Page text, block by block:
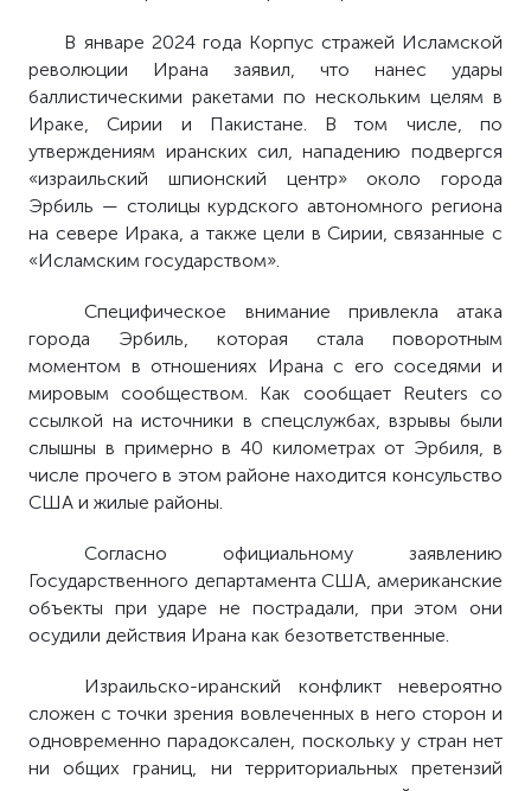
В январе 2024 года Корпус стражей Исламской
революции Ирана заявил, что нанес удары
баллистическими ракетами по нескольким целям в
Ираке, Сирии и Пакистане. В том числе, по
утверждениям иранских сил, нападению подвергся
«израильский шпионский центр» около города
Эрбиль — столицы курдского автономного региона
на севере Ирака, а также цели в Сирии, связанные с
«Исламским государством».
Специфическое внимание привлекла атака
города Эрбиль, которая стала поворотным
моментом в отношениях Ирана с его соседями и
мировым сообществом. Как сообщает Reuters со
ссылкой на источники в спецслужбах, взрывы были
слышны в примерно в 40 километрах от Эрбиля, в
числе прочего в этом районе находится консульство
США и жилые районы.
Согласно официальному заявлению
Государственного департамента США, американские
объекты при ударе не пострадали, при этом они
осудили действия Ирана как безответственные.
Израильско-иранский конфликт невероятно
сложен с точки зрения вовлеченных в него сторон и
одновременно парадоксален, поскольку у стран нет
ни общих границ, ни территориальных претензий